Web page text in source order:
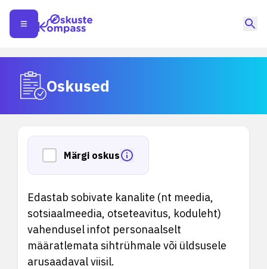
Oskused
Märgi oskus
Edastab sobivate kanalite (nt meedia,
sotsiaalmeedia, otseteavitus, koduleht)
vahendusel infot personaalselt
määratlemata sihtrühmale või üldsusele
arusaadaval viisil.